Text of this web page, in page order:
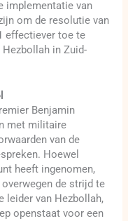
implementatie van
om de resolutie van
effectiever toe te
in Zuid-
Benjamin
met militaire
van de
Hoewel
heeft ingenomen,
de strijd te
leider van Hezbollah,
openstaat voor een